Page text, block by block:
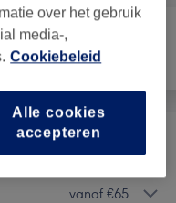
vanaf €65
over het gebruik
media-,
Cookiebeleid
Alle cookies
accepteren